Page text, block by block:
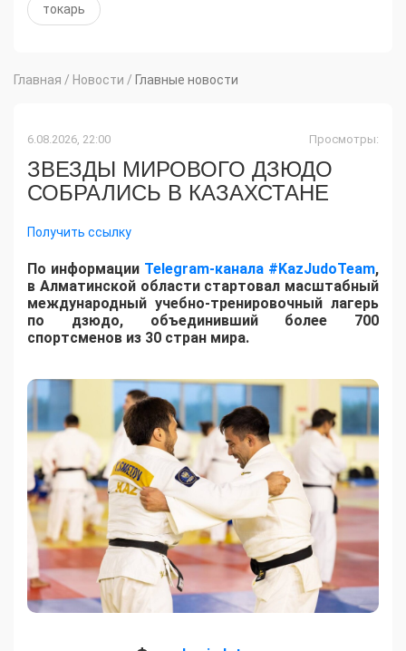
токарь
Главная / Новости / Главные новости
6.08.2026, 22:00 Просмотры:
ЗВЕЗДЫ МИРОВОГО ДЗЮДО
СОБРАЛИСЬ В КАЗАХСТАНЕ
Получить ссылку
По информации Telegram-канала #KazJudoTeam,
в Алматинской области стартовал масштабный
международный учебно-тренировочный лагерь
по дзюдо, объединивший более 700
спортсменов из 30 стран мира.